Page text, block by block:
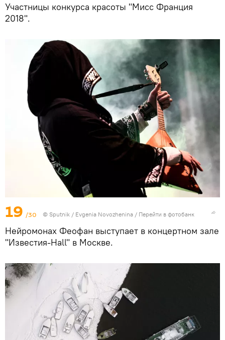
Участницы конкурса красоты "Мисс Франция
2018".
19 /30 © Sputnik / Evgenia Novozhenina / Перейти в фотобанк
Нейромонах Феофан выступает в концертном зале
"Известия-Hall" в Москве.